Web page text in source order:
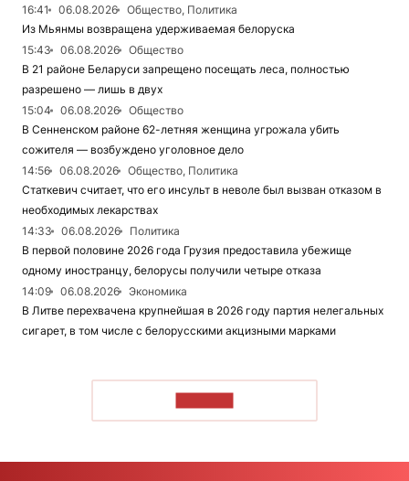
16:41
06.08.2026
Общество, Политика
Из Мьянмы возвращена удерживаемая белоруска
15:43
06.08.2026
Общество
В 21 районе Беларуси запрещено посещать леса, полностью
разрешено — лишь в двух
15:04
06.08.2026
Общество
В Сенненском районе 62-летняя женщина угрожала убить
сожителя — возбуждено уголовное дело
14:56
06.08.2026
Общество, Политика
Статкевич считает, что его инсульт в неволе был вызван отказом в
необходимых лекарствах
14:33
06.08.2026
Политика
В первой половине 2026 года Грузия предоставила убежище
одному иностранцу, белорусы получили четыре отказа
14:09
06.08.2026
Экономика
В Литве перехвачена крупнейшая в 2026 году партия нелегальных
сигарет, в том числе с белорусскими акцизными марками